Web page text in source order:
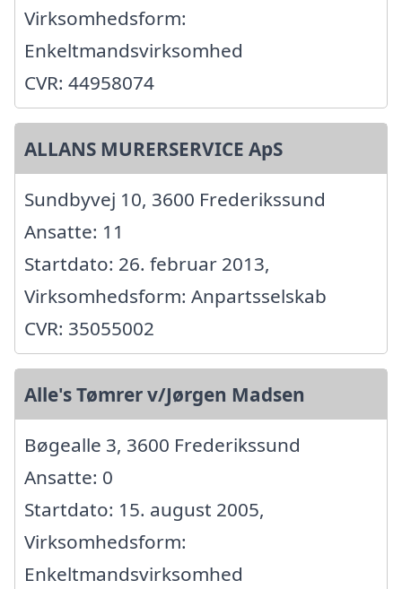
Virksomhedsform:
Enkeltmandsvirksomhed
CVR: 44958074
ALLANS MURERSERVICE ApS
Sundbyvej 10, 3600 Frederikssund
Ansatte: 11
Startdato: 26. februar 2013,
Virksomhedsform: Anpartsselskab
CVR: 35055002
Alle's Tømrer v/Jørgen Madsen
Bøgealle 3, 3600 Frederikssund
Ansatte: 0
Startdato: 15. august 2005,
Virksomhedsform:
Enkeltmandsvirksomhed